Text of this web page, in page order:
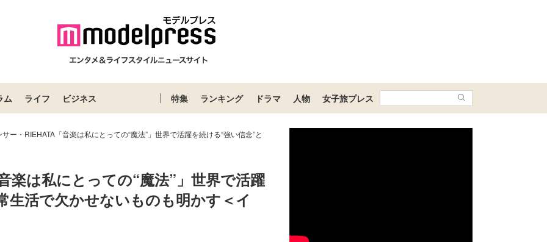
ム ライフ ビジネス 特集 ランキング ドラマ 人物 女子旅プレス
ー・RIEHATA「音楽は私にとっての“魔法”」世界で活躍を続ける“強い信念”と
楽は私にとっての“魔法”」世界で活躍
生活で欠かせないものも明かす＜イ